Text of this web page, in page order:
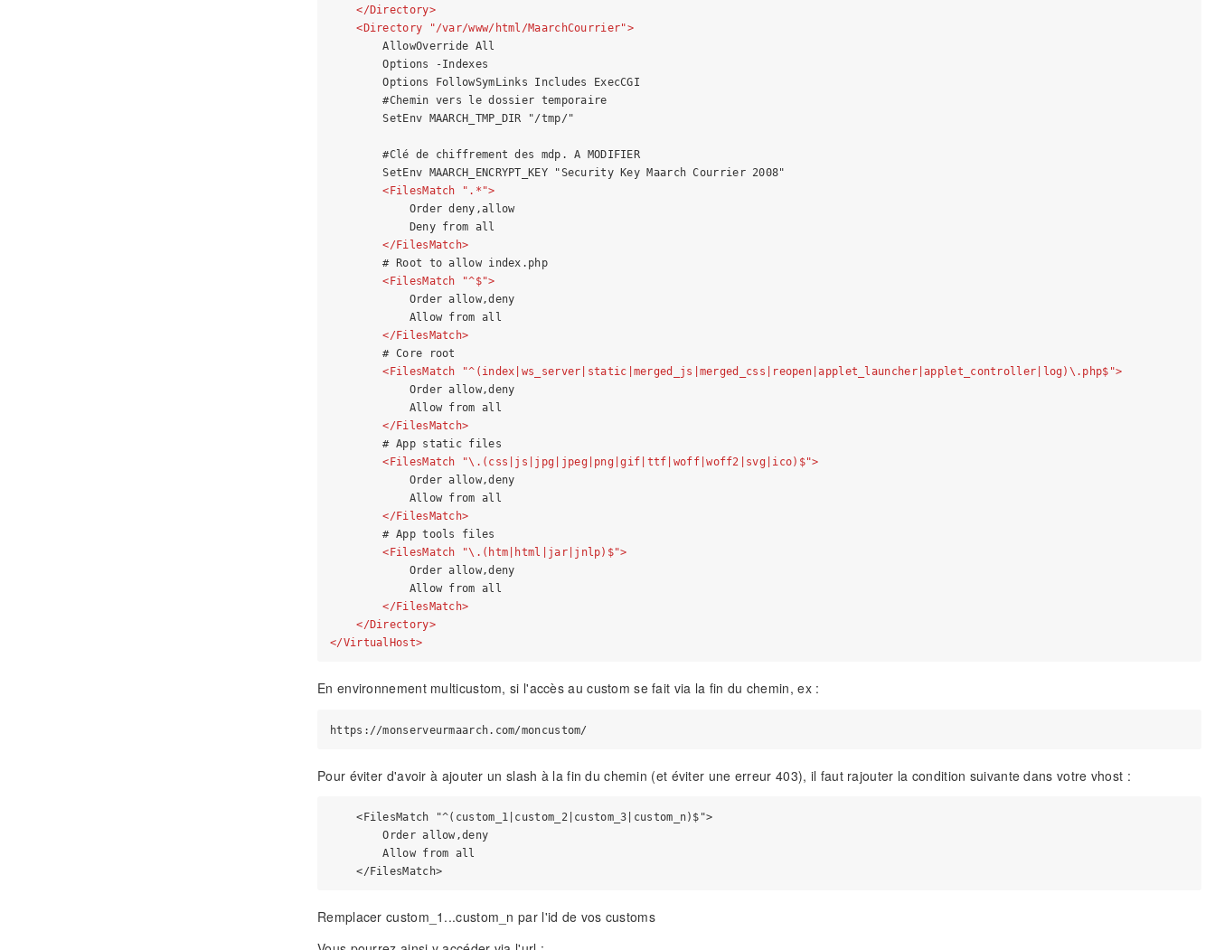
</Directory>
< Directory "/var/www/ html /MaarchCourrier">
        AllowOverride All
        Options -Indexes
        Options FollowSymLinks Includes ExecCGI
        #Chemin vers le dossier temporaire
        SetEnv MAARCH_TMP_DIR "/tmp/"
        #Clé de chiffrement des mdp. A MODIFIER
        SetEnv MAARCH_ENCRYPT_KEY "Security Key Maarch Courrier 2008"
< FilesMatch " . *">
            Order deny,allow
            Deny from all
</FilesMatch>
        # Root to allow index.php
< FilesMatch "^$">
            Order allow,deny
            Allow from all
</FilesMatch>
        # Core root
< FilesMatch "^( index ws_server static merged_js merged_css reopen |applet_launcher|applet_controller log)\ .php$">
            Order allow,deny
            Allow from all
</FilesMatch>
        # App static files
< FilesMatch "\ . ( css js jpg jpeg| png |gif ttf woff|woff2 svg ico)$">
            Order allow,deny
            Allow from all
</FilesMatch>
        # App tools files
< FilesMatch "\ . ( htm html jar| jnlp)$">
            Order allow,deny
            Allow from all
</FilesMatch>
</Directory>
</VirtualHost>
En environnement multicustom, si l'accès au custom se fait via la fin du chemin, ex :
Pour éviter d'avoir à ajouter un slash à la fin du chemin (et éviter une erreur 403), il faut rajouter la condition suivante dans votre vhost :
    <FilesMatch "^(custom_1|custom_2|custom_3|custom_n)$">
        Order allow,deny
        Allow from all
Remplacer custom_1...custom_n par l'id de vos customs